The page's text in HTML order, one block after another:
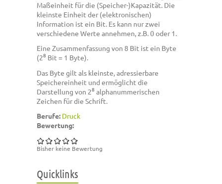
Maßeinheit für die (Speicher-)Kapazität. Die
kleinste Einheit der (elektronischen)
Information ist ein Bit. Es kann nur zwei
verschiedene Werte annehmen, z.B. 0 oder 1.
Eine Zusammenfassung von 8 Bit ist ein Byte
(28 Bit = 1 Byte).
Das Byte gilt als kleinste, adressierbare
Speichereinheit und ermöglicht die
Darstellung von 28 alphanummerischen
Zeichen für die Schrift.
Berufe: Druck
Bewertung:
Bisher keine Bewertung
Quicklinks